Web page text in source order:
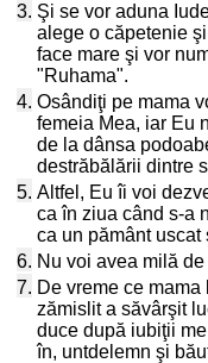
3. Şi se vor aduna
alege o căpetenie
face mare şi vor
"Ruhama".
4. Osândiţi pe mama
femeia Mea, iar Eu
de la dânsa
destrăbălării dintre
5. Altfel, Eu îi voi
ca în ziua când s-a
ca un pământ uscat
6. Nu voi avea milă
7. De vreme ce
zămislit a săvârşit
duce după iubiţii
în, untdelemn şi